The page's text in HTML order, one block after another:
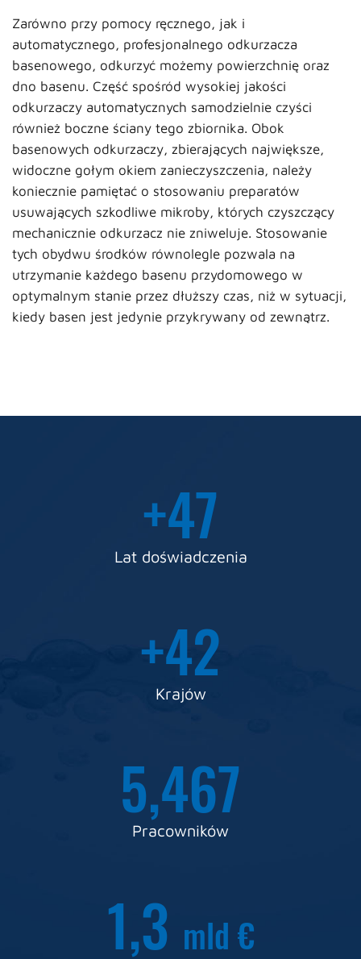
Zarówno przy pomocy ręcznego, jak i
automatycznego, profesjonalnego odkurzacza
basenowego, odkurzyć możemy powierzchnię oraz
dno basenu. Część spośród wysokiej jakości
odkurzaczy automatycznych samodzielnie czyści
również boczne ściany tego zbiornika. Obok
basenowych odkurzaczy, zbierających największe,
widoczne gołym okiem zanieczyszczenia, należy
koniecznie pamiętać o stosowaniu preparatów
usuwających szkodliwe mikroby, których czyszczący
mechanicznie odkurzacz nie zniweluje. Stosowanie
tych obydwu środków równolegle pozwala na
utrzymanie każdego basenu przydomowego w
optymalnym stanie przez dłuższy czas, niż w sytuacji,
kiedy basen jest jedynie przykrywany od zewnątrz.
+50
Lat doświadczenia
+45
Krajów
5,500
Pracowników
1,3 mld €